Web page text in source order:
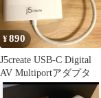
¥890
J5create USB-C Digital
AV Multiportアダプタ